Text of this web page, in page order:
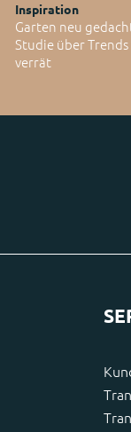
Inspiration
Garten neu
Studie über
verrät